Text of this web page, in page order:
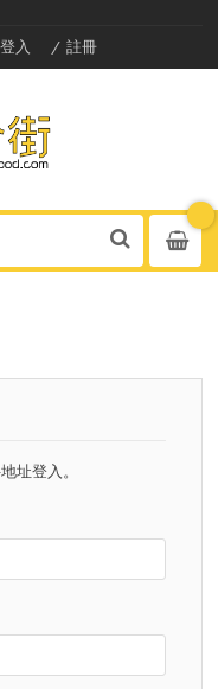
登入 註冊
址登入。